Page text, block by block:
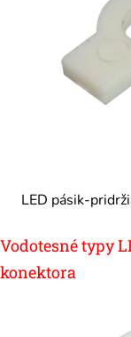
LED pásik-
Vodotesné typy
konektora